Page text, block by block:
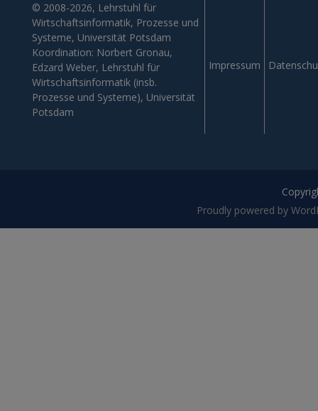
© 2008-2026, Lehrstuhl für
Wirtschaftsinformatik, Prozesse und
Systeme, Universität Potsdam
Koordination: Norbert Gronau,
Edzard Weber, Lehrstuhl für
Wirtschaftsinformatik (insb.
Prozesse und Systeme), Universität
Potsdam
Impressum
Proudly powered by